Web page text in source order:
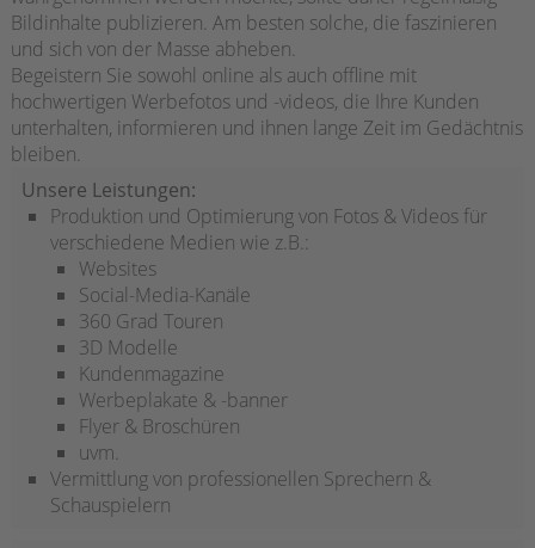
Bildinhalte publizieren. Am besten solche, die faszinieren
und sich von der Masse abheben.
Begeistern Sie sowohl online als auch offline mit
hochwertigen Werbefotos und -videos, die Ihre Kunden
unterhalten, informieren und ihnen lange Zeit im Gedächtnis
bleiben.
Unsere Leistungen:
Produktion und Optimierung von Fotos & Videos für
verschiedene Medien wie z.B.:
Websites
Social-Media-Kanäle
360 Grad Touren
3D Modelle
Kundenmagazine
Werbeplakate & -banner
Flyer & Broschüren
uvm.
Vermittlung von professionellen Sprechern &
Schauspielern